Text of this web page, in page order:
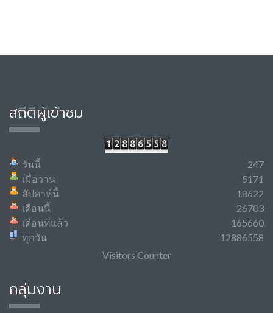
สถิติผู้เข้าชม
วันนี้
เมื่อวาน
สัปดาห์นี้
เดือนนี้
เดือนที่แล้ว
ทุกวัน
247
5171
18622
26703
165660
12886558
Visitors Counter
กลุ่มงาน